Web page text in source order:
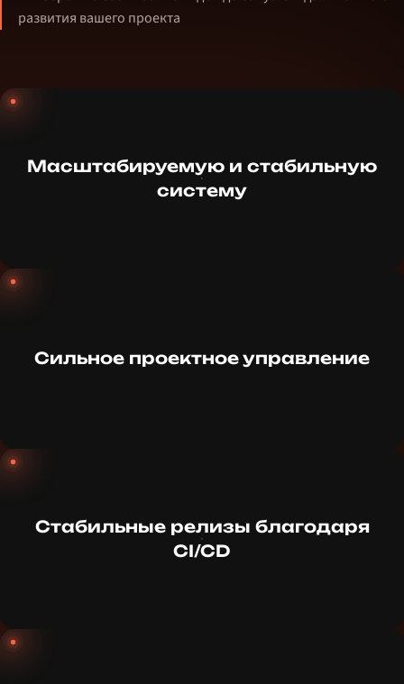
развития вашего проекта
Масштабируемую и стабильную
систему
Сильное проектное управление
Стабильные релизы благодаря
CI/CD